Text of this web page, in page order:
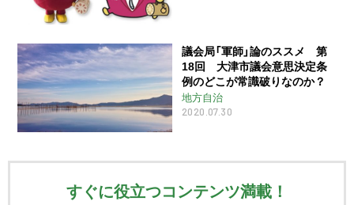
議会局「軍師」論のススメ 第
18回 大津市議会意思決定条
例のどこが常識破りなのか？
地方自治
2020.07.30
すぐに役立つコンテンツ満載！